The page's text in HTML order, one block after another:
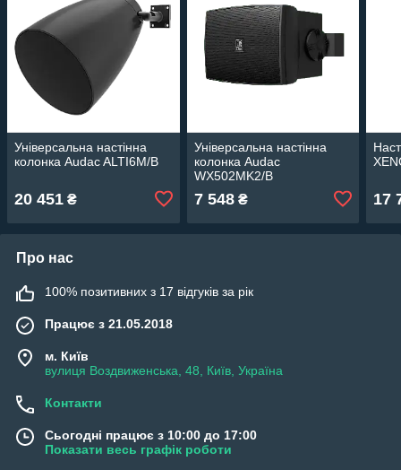
Універсальна настінна
колонка Audac ALTI6M/B
20 451 ₴
Універсальна настінна
колонка Audac
WX502MK2/B
7 548₴ 17
Про нас
100% позитивних з 17 відгуків за рік
Працює з 21.05.2018
м. Київ
вулиця Воздвиженська, 48, Київ, Україна
Контакти
Сьогодні працює з 10:00 до 17:00
Показати весь графік роботи